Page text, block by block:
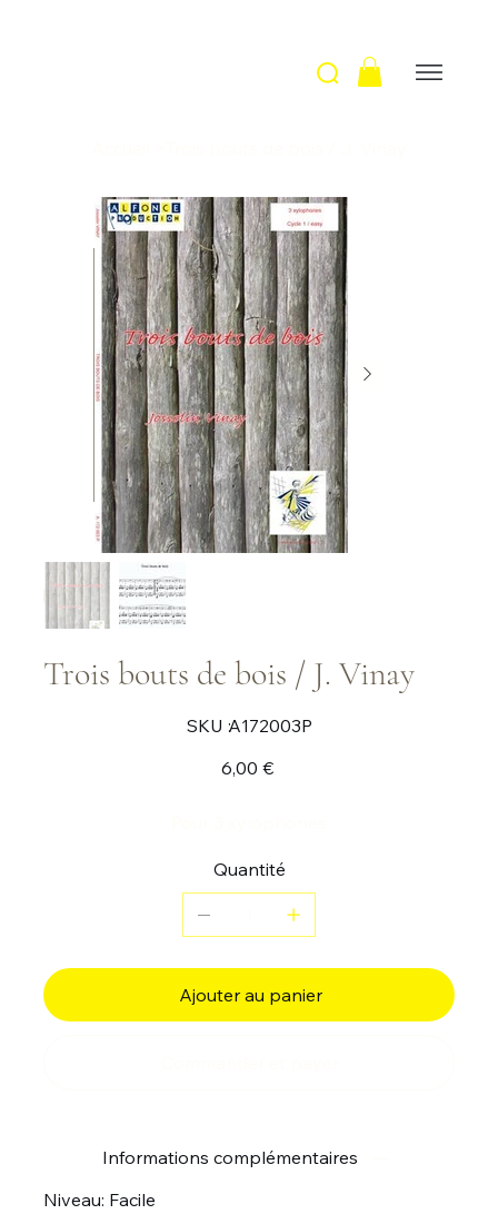
Trois bouts de bois / J. Vinay
SKU :SKU
A172003P
A172003P
6,00 €
Quantité
Ajouter au panier
Informations complémentaires
Niveau: Facile